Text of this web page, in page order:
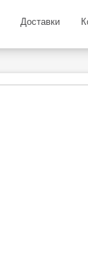
Доставки